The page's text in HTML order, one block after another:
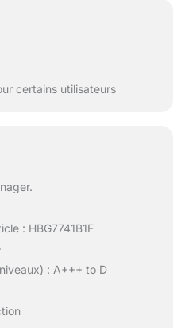
certains utilisateurs
: HBG7741B1F
: A+++ to D